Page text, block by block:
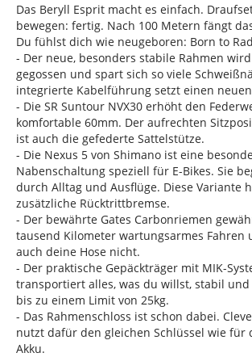
Das Beryll Esprit macht es einfach.
bewegen: fertig. Nach 100 Metern fängt
Du fühlst dich wie neugeboren: Born to
- Der neue, besonders stabile Rahmen
gegossen und spart sich so viele
integrierte Kabelführung setzt einen
- Die SR Suntour NVX30 erhöht den
komfortable 60mm. Der aufrechten
ist auch die gefederte Sattelstütze.
- Die Nexus 5 von Shimano ist eine
Nabenschaltung speziell für E-Bikes. Sie
durch Alltag und Ausflüge. Diese Variante
zusätzliche Rücktrittbremse.
- Der bewährte Gates Carbonriemen
tausend Kilometer wartungsarmes Fahren
auch deine Hose nicht.
- Der praktische Gepäckträger mit MIK-
transportiert alles, was du willst, stabil und
bis zu einem Limit von 25kg.
- Das Rahmenschloss ist schon dabei.
nutzt dafür den gleichen Schlüssel wie für
Akku.